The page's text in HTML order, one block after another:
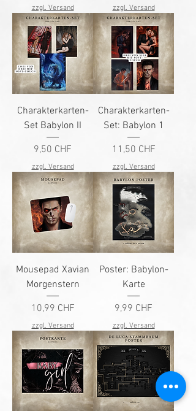
zzgl. Versand zzgl. Versand
Charakterkarten-
Set Babylon II
Preis
9,50 CHF
zzgl. Versand
Charakterkarten-
Set: Babylon 1
Preis
11,50 CHF
zzgl. Versand
Mousepad Xavian
Morgenstern
Preis
10,99 CHF
zzgl. Versand
Poster: Babylon-
Karte
Preis
9,99 CHF
zzgl. Versand